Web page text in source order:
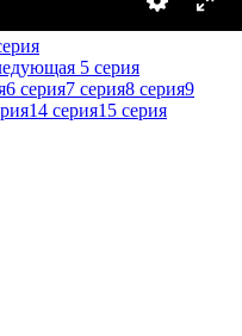
5 серия
6 серия7 серия8 серия9
14 серия15 серия